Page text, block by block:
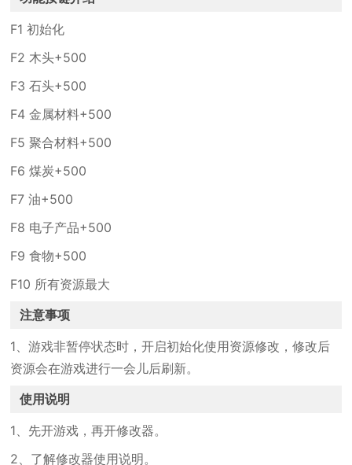
F1 初始化
F2 木头+500
F3 石头+500
F4 金属材料+500
F5 聚合材料+500
F6 煤炭+500
F7 油+500
F8 电子产品+500
F9 食物+500
F10 所有资源最大
注意事项
1、游戏非暂停状态时，开启初始化使用资源修改，修改后
资源会在游戏进行一会儿后刷新。
使用说明
1、先开游戏，再开修改器。
2、了解修改器使用说明。